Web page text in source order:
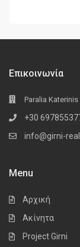
Επικοινωνία
Paralia
+30
info@girni-
Menu
Αρχική
Ακίνητα
Project Girni